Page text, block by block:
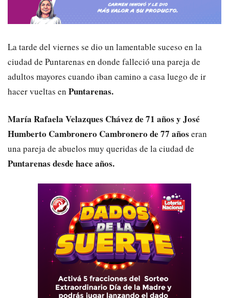
La tarde del viernes se dio un lamentable suceso en la
ciudad de Puntarenas en donde falleció una pareja de
adultos mayores cuando iban camino a casa luego de ir
hacer vueltas en Puntarenas.
María Rafaela Velazques Chávez de 71 años y José
Humberto Cambronero Cambronero de 77 años eran
una pareja de abuelos muy queridas de la ciudad de
Puntarenas desde hace años.